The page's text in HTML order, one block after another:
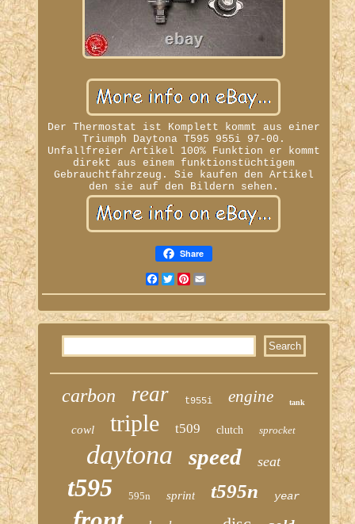
Der Thermostat ist Komplett kommt aus einer
Triumph Daytona T595 955i 97-00.
Unfallfreier Artikel 100% Funktion er kommt
direkt aus einem funktionstüchtigem
Gebrauchtfahrzeug. Sie kaufen den Artikel
den sie auf den Bildern sehen.
Share
Facebook
TwitterPinterest
carbon rear t955i engine tank
cowl triple t509 clutch sprocket
daytona speed seat
t595 595n sprint t595n year